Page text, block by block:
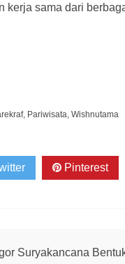
kerja sama dari
, Pariwisata Wishnutama
Pinterest
Suryakancana